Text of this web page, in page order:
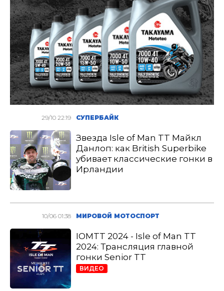
29/10 22:19 СУПЕРБАЙК
Звезда Isle of Man TT Майкл
Данлоп: как British Superbike
убивает классические гонки в
Ирландии
10/06 01:38 МИРОВОЙ МОТОСПОРТ
IOMTT 2024 - Isle of Man TT
2024: Трансляция главной
гонки Senior TT
ВИДЕО